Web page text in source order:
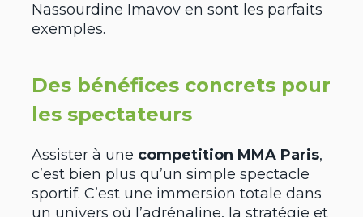
Nassourdine Imavov en sont les parfaits
exemples.
Des bénéfices concrets pour
les spectateurs
Assister à une competition MMA Paris,
c’est bien plus qu’un simple spectacle
sportif. C’est une immersion totale dans
un univers où l’adrénaline, la stratégie et